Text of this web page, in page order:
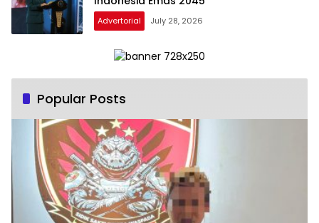
Advertorial July 28, 2026
Popular Posts